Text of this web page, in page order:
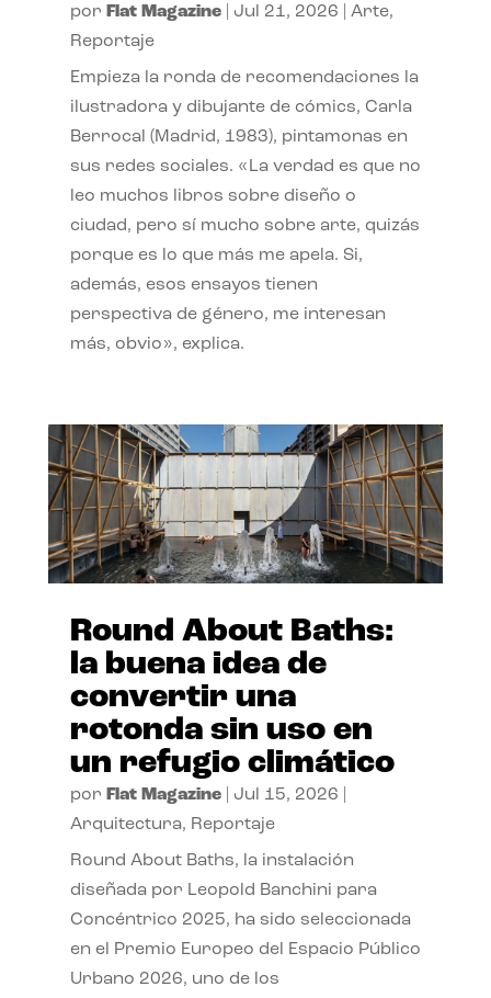
por Flat Magazine| Jul 21, 2026 Arte,
Reportaje
Empieza la ronda de recomendaciones la
ilustradora y dibujante de cómics, Carla
Berrocal (Madrid, 1983), pintamonas en
sus redes sociales. «La verdad es que no
leo muchos libros sobre diseño o
ciudad, pero sí mucho sobre arte, quizás
porque es lo que más me apela. Si,
además, esos ensayos tienen
perspectiva de género, me interesan
más, obvio», explica.
Round About Baths:
la buena idea de
convertir una
rotonda sin uso en
un refugio climático
por Flat Magazine| Jul 15, 2026
Arquitectura, Reportaje
Round About Baths, la instalación
diseñada por Leopold Banchini para
Concéntrico 2025, ha sido seleccionada
en el Premio Europeo del Espacio Público
Urbano 2026, uno de los